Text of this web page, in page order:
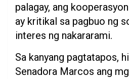
palagay, ang
ay kritikal sa pagbuo ng
interes ng nakararami.
Sa kanyang pagtatapos,
Senadora Marcos ang